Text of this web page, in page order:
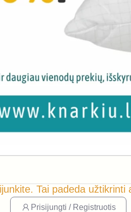
Tai padeda
Prisijungti / Registruotis